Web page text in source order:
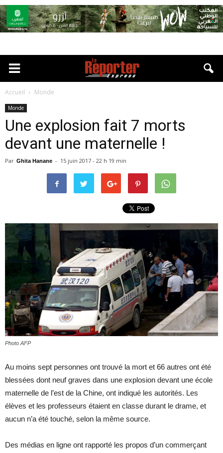
Accueil Monde
Monde
Une explosion fait 7 morts
devant une maternelle !
Par Ghita Hanane - 15 juin 2017 - 22 h 19 min
Photo AFP
Au moins sept personnes ont trouvé la mort et 66 autres ont été
blessées dont neuf graves dans une explosion devant une école
maternelle de l’est de la Chine, ont indiqué les autorités. Les
élèves et les professeurs étaient en classe durant le drame, et
aucun n’a été touché, selon la même source.
Des médias en ligne ont rapporté les propos d’un commerçant